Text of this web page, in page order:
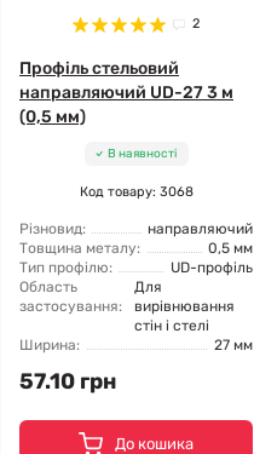
2
Профіль стельовий
направляючий UD-27 3 м
(0,5 мм)
В наявності
Код товару: 3068
Різновид:
направляючий
Товщина металу:
0,5 мм
Тип профілю:
UD-профіль
Область
застосування:
Для
вирівнювання
стін і стелі
Ширина:
27 мм
57.10 грн
До кошика